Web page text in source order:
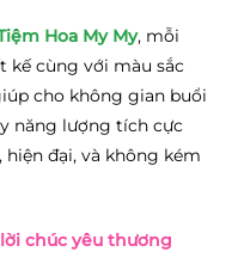
Hoa My My, mỗi
kế cùng với màu sắc
cho không gian buổi
năng lượng tích cực
đại, và không kém
chúc yêu thương